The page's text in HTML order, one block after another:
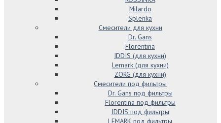
Milardo
Splenka
Смесители для кухни
Dr. Gans
Florentina
IDDIS (для кухни)
Lemark (для кухни)
ZORG (для кухни)
Смесители под фильтры
Dr. Gans под фильтры
Florentina под фильтры
IDDIS под фильтры
LEMARK под фильтры